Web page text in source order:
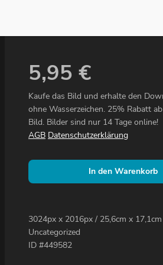
5,95 €
Kaufe das Bild und erhalte den
ohne Wasserzeichen. 25% Rabatt
Bild. Bilder sind nur 14 Tage online!
AGB Datenschutzerklärung
In den Warenkorb
3024px x 2016px / 25,6cm x
Uncategorized
ID #449582